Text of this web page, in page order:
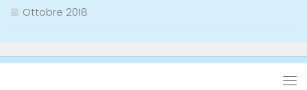
Ottobre 2018